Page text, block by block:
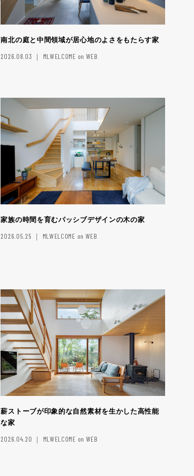
南北の庭と中間領域が居心地のよさをもたらす家
2026.08.03 ｜ MLWELCOME on WEB
家族の時間を育むパッシブデザインの木の家
2026.05.25 ｜ MLWELCOME on WEB
薪ストーブが印象的な自然素材を生かした高性能
な家
2026.04.20 ｜ MLWELCOME on WEB